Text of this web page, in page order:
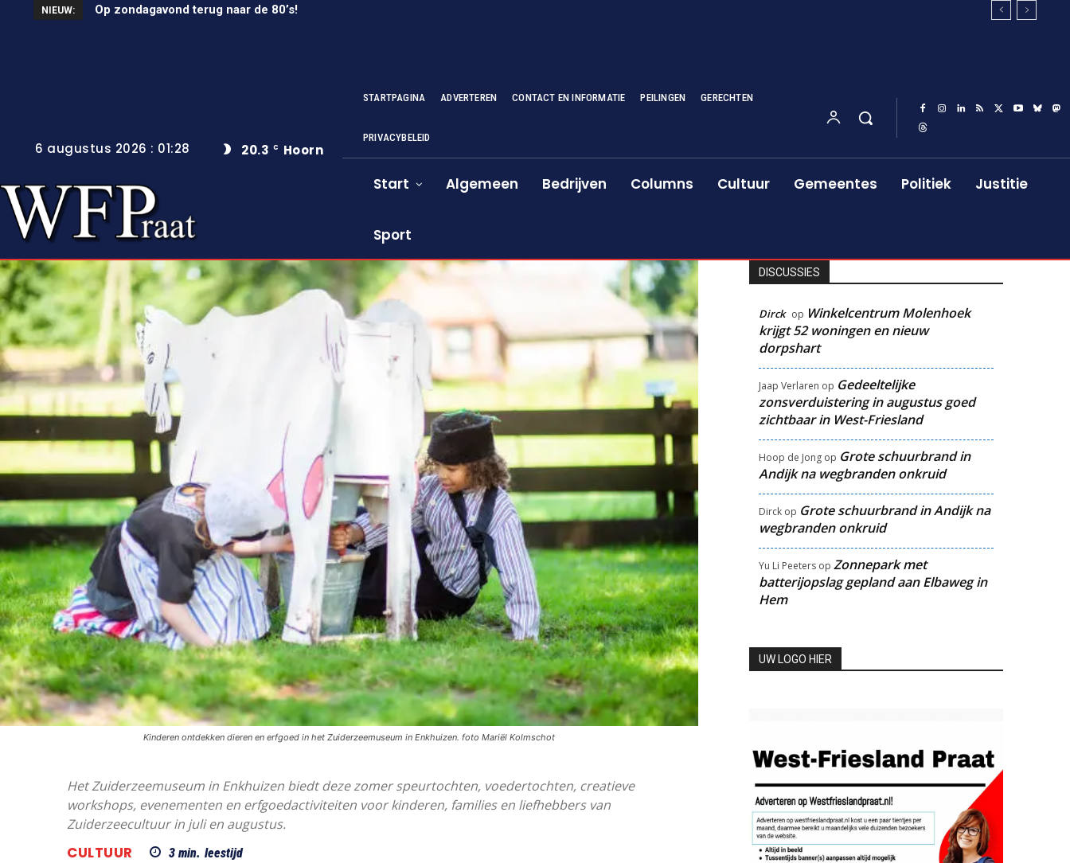
NIEUW: Op zondagavond terug naar de 80’s!
Unieke wielerkoers in Wervershoof
20.3 C Hoorn
6 augustus 2026 : 01:28
STARTPAGINA ADVERTEREN CONTACT EN INFORMATIE PEILINGEN GERECHTEN
PRIVACYBELEID
Start Algemeen Bedrijven Columns Cultuur Gemeentes Politiek Justitie
Sport
Kinderen ontdekken dieren en erfgoed in het Zuiderzeemuseum in Enkhuizen. foto Mariël Kolmschot
Het Zuiderzeemuseum in Enkhuizen biedt deze zomer speurtochten, voedertochten, creatieve
workshops, evenementen en erfgoedactiviteiten voor kinderen, families en liefhebbers van
Zuiderzeecultuur in juli en augustus.
CULTUUR 3min. leestijd
DISCUSSIES
Dirck op Winkelcentrum Molenhoek
krijgt 52 woningen en nieuw
dorpshart
Jaap Verlaren op Gedeeltelijke
zonsverduistering in augustus goed
zichtbaar in West-Friesland
Hoop de Jongop Grote schuurbrand in
Andijk na wegbranden onkruid
Dirckop Grote schuurbrand in Andijk na
wegbranden onkruid
Yu Li Peetersop Zonnepark met
batterijopslag gepland aan Elbaweg in
Hem
UW LOGO HIER